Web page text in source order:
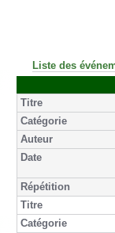
Liste des